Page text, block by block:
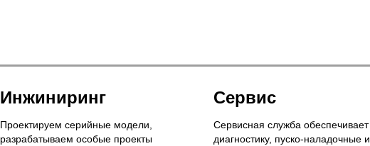
Инжиниринг
Проектируем серийные модели,
разрабатываем особые проекты
Сервис
Сервисная служба обеспечивает
диагностику, пуско-наладочные и